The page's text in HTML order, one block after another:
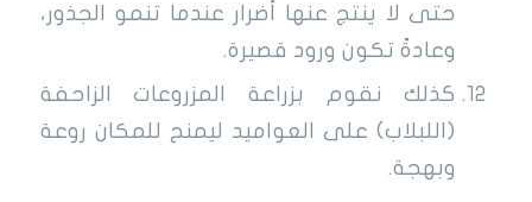
حتى لا ينتج عنها أضرار عندما تنمو الجذور،
وعادةً تكون ورود قصيرة.
كذلك نقوم بزراعة المزروعات الزاحفة
(اللبلاب) على العواميد ليمنح للمكان روعة
وبهجة.